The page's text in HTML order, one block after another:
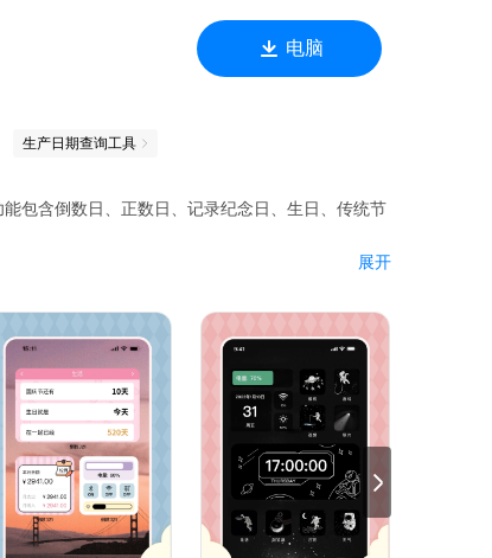
者建议都可以直接联系我们
电脑
生产日期查询工具
包含倒数日、正数日、记录纪念日、生日、传统节
喜吧
记录的倒数拾光
都在认真学习哦
划吧
容不惊
充分展现自我，每天都有好心情
的惊喜吧！
展开